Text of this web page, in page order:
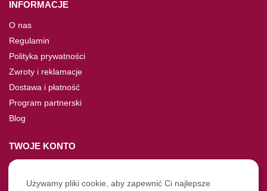
INFORMACJE
O nas
Regulamin
Polityka prywatności
Zwroty i reklamacje
Dostawa i płatność
Program partnerski
Blog
TWOJE KONTO
Moje konto
Nie pamiętasz hasła?
Używamy pliki cookie, aby zapewnić Ci najlepsze